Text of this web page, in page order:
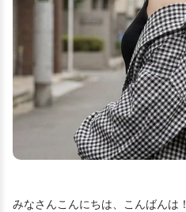
みなさんこんにちは、こんばんは！